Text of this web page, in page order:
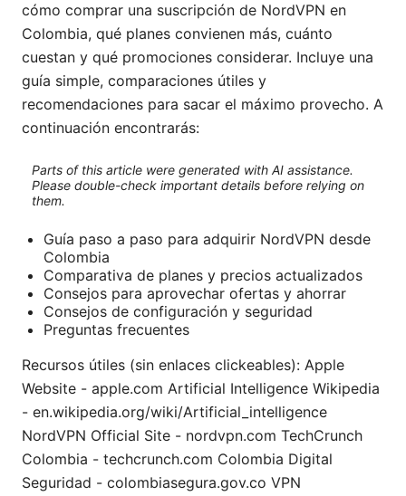
cómo comprar una suscripción de NordVPN en
Colombia, qué planes convienen más, cuánto
cuestan y qué promociones considerar. Incluye una
guía simple, comparaciones útiles y
recomendaciones para sacar el máximo provecho. A
continuación encontrarás:
Parts of this article were generated with AI assistance.
Please double-check important details before relying on
them.
Guía paso a paso para adquirir NordVPN desde
Colombia
Comparativa de planes y precios actualizados
Consejos para aprovechar ofertas y ahorrar
Consejos de configuración y seguridad
Preguntas frecuentes
Recursos útiles (sin enlaces clickeables): Apple
Website - apple.com Artificial Intelligence Wikipedia
- en.wikipedia.org/wiki/Artificial_intelligence
NordVPN Official Site - nordvpn.com TechCrunch
Colombia - techcrunch.com Colombia Digital
Seguridad - colombiasegura.gov.co VPN